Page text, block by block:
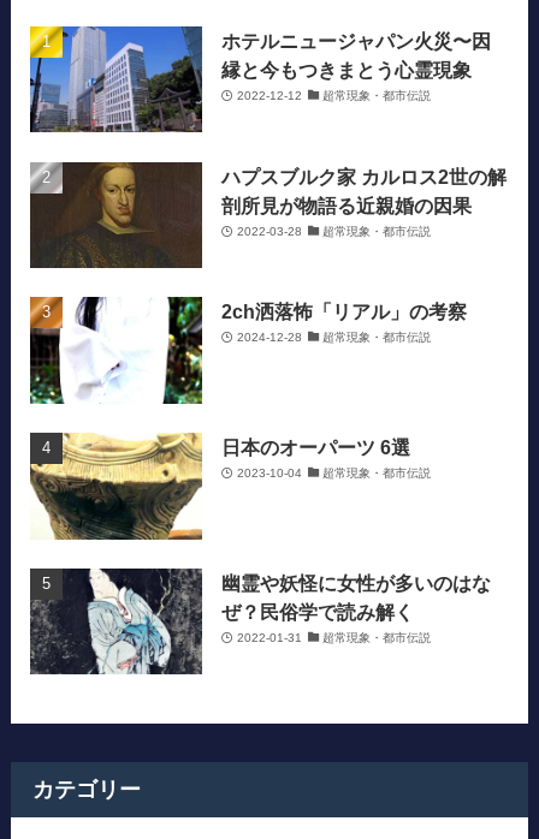
ホテルニュージャパン火災〜因
縁と今もつきまとう心霊現象
2022-12-12 超常現象・都市伝説
ハプスブルク家 カルロス2世の解
剖所見が物語る近親婚の因果
2022-03-28 超常現象・都市伝説
2ch洒落怖「リアル」の考察
2024-12-28 超常現象・都市伝説
日本のオーパーツ 6選
2023-10-04 超常現象・都市伝説
幽霊や妖怪に女性が多いのはな
ぜ？民俗学で読み解く
2022-01-31 超常現象・都市伝説
カテゴリー